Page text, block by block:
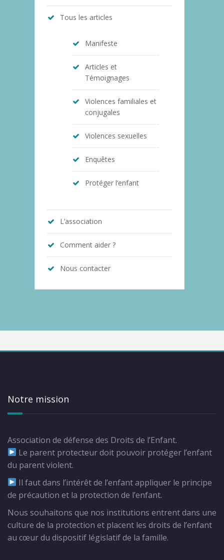
Tous les articles
Manifeste
Articles et
Témoignages
Violences familiales et
conjugales
Violences sexuelles
Enquêtes
Protéger l’enfant
L’association
Comment aider ?
Nous contacter
Notre mission
Association de défense des Droits de l’Enfant.
Le parent protecteur doit pouvoir protéger l’enfant
du parent violent.
Il faut dans l’intérêt de l’enfant appliquer le principe
de précaution et la protection de l’enfant.
Nous souhaitons que nos institutions entrent dans une
culture de la protection et placent les droits de l’enfant
au cœur du dispositif législatif de la famille.